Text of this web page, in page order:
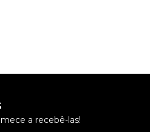
a recebê-las!